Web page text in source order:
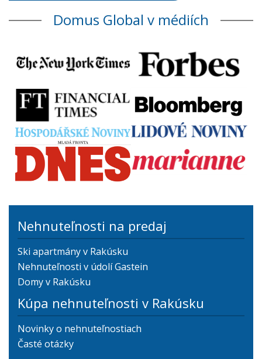
Domus Global v médiích
Nehnuteľnosti na predaj
Ski apartmány v Rakúsku
Nehnuteľnosti v údolí Gastein
Domy v Rakúsku
Kúpa nehnuteľnosti v Rakúsku
Novinky o nehnuteľnostiach
Časté otázky